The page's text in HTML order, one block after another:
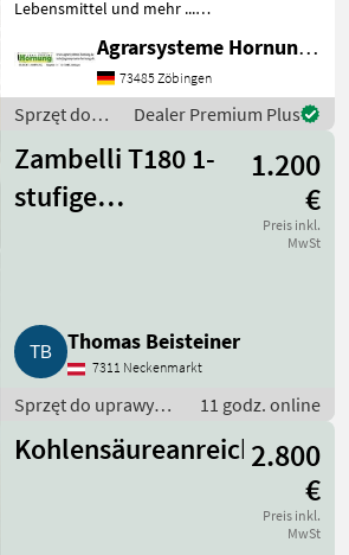
Lebensmittel und mehr ...
Tridem Zweiachser mit
Drehschemel Sagen Sie uns
was Sie möchten Größe /
Breifung / Zubehör, dann
be
Agrarsysteme Hornung GmbH & Co. KG
73485 Zöbingen
Sprzęt do
winorośli /
Sonstige
Dealer Premium Plus
Zambelli T180 1-
stufige
1.200
€
Preis inkl.
MwSt
Thomas Beisteiner
7311 Neckenmarkt
Sprzęt do uprawy
dla winiarni
11 godz. online
2.800
€
Preis inkl.
MwSt